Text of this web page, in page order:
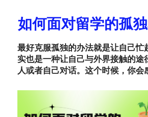
如何面对留学的孤
最好克服孤独的办法就是让自己忙
实也是一种让自己与外界接触的途
人或者自己对话。这个时候，你会